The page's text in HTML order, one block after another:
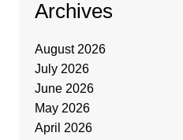
Archives
August 2026
July 2026
June 2026
May 2026
April 2026